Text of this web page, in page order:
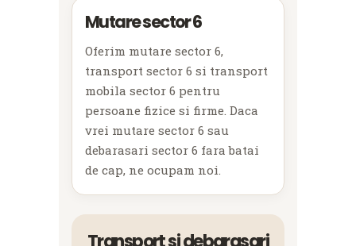
Mutare sector 6
Oferim mutare sector 6,
transport sector 6 si transport
mobila sector 6 pentru
persoane fizice si firme. Daca
vrei mutare sector 6 sau
debarasari sector 6 fara batai
de cap, ne ocupam noi.